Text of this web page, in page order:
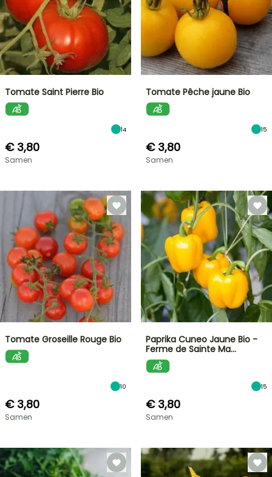
Tomate Saint Pierre Bio
14
€ 3,80
Samen
Tomate Pêche jaune Bio
15
€ 3,80
Samen
Tomate Groseille Rouge Bio
10
€ 3,80
Samen
Paprika Cuneo Jaune Bio -
Ferme de Sainte Ma…
15
€ 3,80
Samen